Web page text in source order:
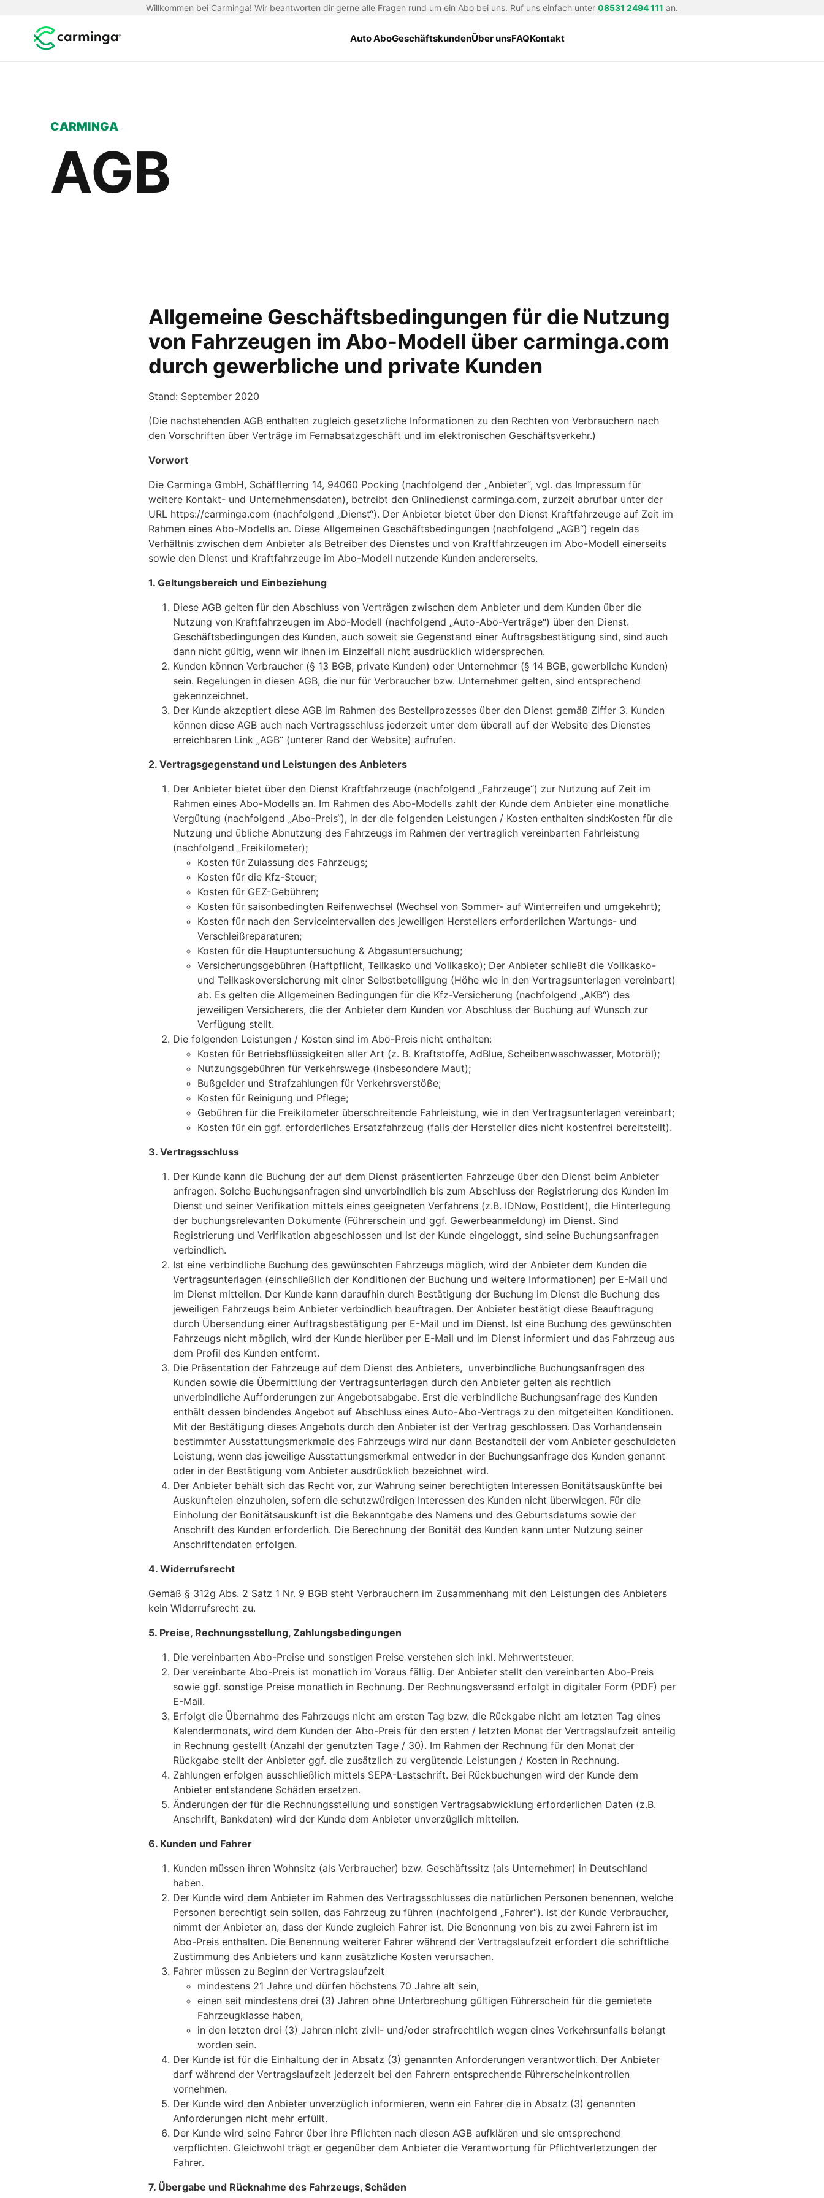
Willkommen bei Carminga! Wir beantworten dir gerne alle Fragen rund um ein Abo bei uns. Ruf uns einfach unter 08531 2494 111 an.
Auto AboGeschäftskundenÜber unsFAQKontakt
CARMINGA
AGB
Allgemeine Geschäftsbedingungen für die Nutzung
von Fahrzeugen im Abo-Modell über carminga.com
durch gewerbliche und private Kunden
Stand: September 2020
(Die nachstehenden AGB enthalten zugleich gesetzliche Informationen zu den Rechten von Verbrauchern nach
den Vorschriften über Verträge im Fernabsatzgeschäft und im elektronischen Geschäftsverkehr.)
Vorwort
Die Carminga GmbH, Schäfflerring 14, 94060 Pocking (nachfolgend der „Anbieter“, vgl. das Impressum für
weitere Kontakt- und Unternehmensdaten), betreibt den Onlinedienst carminga.com, zurzeit abrufbar unter der
URL https://carminga.com (nachfolgend „Dienst“). Der Anbieter bietet über den Dienst Kraftfahrzeuge auf Zeit im
Rahmen eines Abo-Modells an. Diese Allgemeinen Geschäftsbedingungen (nachfolgend „AGB“) regeln das
Verhältnis zwischen dem Anbieter als Betreiber des Dienstes und von Kraftfahrzeugen im Abo-Modell einerseits
sowie den Dienst und Kraftfahrzeuge im Abo-Modell nutzende Kunden andererseits.
1. Geltungsbereich und Einbeziehung
Diese AGB gelten für den Abschluss von Verträgen zwischen dem Anbieter und dem Kunden über die
Nutzung von Kraftfahrzeugen im Abo-Modell (nachfolgend „Auto-Abo-Verträge“) über den Dienst.
Geschäftsbedingungen des Kunden, auch soweit sie Gegenstand einer Auftragsbestätigung sind, sind auch
dann nicht gültig, wenn wir ihnen im Einzelfall nicht ausdrücklich widersprechen.
Kunden können Verbraucher (§ 13 BGB, private Kunden) oder Unternehmer (§ 14 BGB, gewerbliche Kunden)
sein. Regelungen in diesen AGB, die nur für Verbraucher bzw. Unternehmer gelten, sind entsprechend
gekennzeichnet.
Der Kunde akzeptiert diese AGB im Rahmen des Bestellprozesses über den Dienst gemäß Ziffer 3. Kunden
können diese AGB auch nach Vertragsschluss jederzeit unter dem überall auf der Website des Dienstes
erreichbaren Link „AGB“ (unterer Rand der Website) aufrufen.
2. Vertragsgegenstand und Leistungen des Anbieters
Der Anbieter bietet über den Dienst Kraftfahrzeuge (nachfolgend „Fahrzeuge“) zur Nutzung auf Zeit im
Rahmen eines Abo-Modells an. Im Rahmen des Abo-Modells zahlt der Kunde dem Anbieter eine monatliche
Vergütung (nachfolgend „Abo-Preis“), in der die folgenden Leistungen / Kosten enthalten sind:Kosten für die
Nutzung und übliche Abnutzung des Fahrzeugs im Rahmen der vertraglich vereinbarten Fahrleistung
(nachfolgend „Freikilometer);
Kosten für Zulassung des Fahrzeugs;
Kosten für die Kfz-Steuer;
Kosten für GEZ-Gebühren;
Kosten für saisonbedingten Reifenwechsel (Wechsel von Sommer- auf Winterreifen und umgekehrt);
Kosten für nach den Serviceintervallen des jeweiligen Herstellers erforderlichen Wartungs- und
Verschleißreparaturen;
Kosten für die Hauptuntersuchung & Abgasuntersuchung;
Versicherungsgebühren (Haftpflicht, Teilkasko und Vollkasko); Der Anbieter schließt die Vollkasko-
und Teilkaskoversicherung mit einer Selbstbeteiligung (Höhe wie in den Vertragsunterlagen vereinbart)
ab. Es gelten die Allgemeinen Bedingungen für die Kfz-Versicherung (nachfolgend „AKB“) des
jeweiligen Versicherers, die der Anbieter dem Kunden vor Abschluss der Buchung auf Wunsch zur
Verfügung stellt.
Die folgenden Leistungen / Kosten sind im Abo-Preis nicht enthalten:
Kosten für Betriebsflüssigkeiten aller Art (z. B. Kraftstoffe, AdBlue, Scheibenwaschwasser, Motoröl);
Nutzungsgebühren für Verkehrswege (insbesondere Maut);
Bußgelder und Strafzahlungen für Verkehrsverstöße;
Kosten für Reinigung und Pflege;
Gebühren für die Freikilometer überschreitende Fahrleistung, wie in den Vertragsunterlagen vereinbart;
Kosten für ein ggf. erforderliches Ersatzfahrzeug (falls der Hersteller dies nicht kostenfrei bereitstellt).
3. Vertragsschluss
Der Kunde kann die Buchung der auf dem Dienst präsentierten Fahrzeuge über den Dienst beim Anbieter
anfragen. Solche Buchungsanfragen sind unverbindlich bis zum Abschluss der Registrierung des Kunden im
Dienst und seiner Verifikation mittels eines geeigneten Verfahrens (z.B. IDNow, PostIdent), die Hinterlegung
der buchungsrelevanten Dokumente (Führerschein und ggf. Gewerbeanmeldung) im Dienst. Sind
Registrierung und Verifikation abgeschlossen und ist der Kunde eingeloggt, sind seine Buchungsanfragen
verbindlich.
Ist eine verbindliche Buchung des gewünschten Fahrzeugs möglich, wird der Anbieter dem Kunden die
Vertragsunterlagen (einschließlich der Konditionen der Buchung und weitere Informationen) per E-Mail und
im Dienst mitteilen. Der Kunde kann daraufhin durch Bestätigung der Buchung im Dienst die Buchung des
jeweiligen Fahrzeugs beim Anbieter verbindlich beauftragen. Der Anbieter bestätigt diese Beauftragung
durch Übersendung einer Auftragsbestätigung per E-Mail und im Dienst. Ist eine Buchung des gewünschten
Fahrzeugs nicht möglich, wird der Kunde hierüber per E-Mail und im Dienst informiert und das Fahrzeug aus
dem Profil des Kunden entfernt.
Die Präsentation der Fahrzeuge auf dem Dienst des Anbieters, unverbindliche Buchungsanfragen des
Kunden sowie die Übermittlung der Vertragsunterlagen durch den Anbieter gelten als rechtlich
unverbindliche Aufforderungen zur Angebotsabgabe. Erst die verbindliche Buchungsanfrage des Kunden
enthält dessen bindendes Angebot auf Abschluss eines Auto-Abo-Vertrags zu den mitgeteilten Konditionen.
Mit der Bestätigung dieses Angebots durch den Anbieter ist der Vertrag geschlossen. Das Vorhandensein
bestimmter Ausstattungsmerkmale des Fahrzeugs wird nur dann Bestandteil der vom Anbieter geschuldeten
Leistung, wenn das jeweilige Ausstattungsmerkmal entweder in der Buchungsanfrage des Kunden genannt
oder in der Bestätigung vom Anbieter ausdrücklich bezeichnet wird.
Der Anbieter behält sich das Recht vor, zur Wahrung seiner berechtigten Interessen Bonitätsauskünfte bei
Auskunfteien einzuholen, sofern die schutzwürdigen Interessen des Kunden nicht überwiegen. Für die
Einholung der Bonitätsauskunft ist die Bekanntgabe des Namens und des Geburtsdatums sowie der
Anschrift des Kunden erforderlich. Die Berechnung der Bonität des Kunden kann unter Nutzung seiner
Anschriftendaten erfolgen.
4. Widerrufsrecht
Gemäß § 312g Abs. 2 Satz 1 Nr. 9 BGB steht Verbrauchern im Zusammenhang mit den Leistungen des Anbieters
kein Widerrufsrecht zu.
5. Preise, Rechnungsstellung, Zahlungsbedingungen
Die vereinbarten Abo-Preise und sonstigen Preise verstehen sich inkl. Mehrwertsteuer.
Der vereinbarte Abo-Preis ist monatlich im Voraus fällig. Der Anbieter stellt den vereinbarten Abo-Preis
sowie ggf. sonstige Preise monatlich in Rechnung. Der Rechnungsversand erfolgt in digitaler Form (PDF) per
E-Mail.
Erfolgt die Übernahme des Fahrzeugs nicht am ersten Tag bzw. die Rückgabe nicht am letzten Tag eines
Kalendermonats, wird dem Kunden der Abo-Preis für den ersten / letzten Monat der Vertragslaufzeit anteilig
in Rechnung gestellt (Anzahl der genutzten Tage / 30). Im Rahmen der Rechnung für den Monat der
Rückgabe stellt der Anbieter ggf. die zusätzlich zu vergütende Leistungen / Kosten in Rechnung.
Zahlungen erfolgen ausschließlich mittels SEPA-Lastschrift. Bei Rückbuchungen wird der Kunde dem
Anbieter entstandene Schäden ersetzen.
Änderungen der für die Rechnungsstellung und sonstigen Vertragsabwicklung erforderlichen Daten (z.B.
Anschrift, Bankdaten) wird der Kunde dem Anbieter unverzüglich mitteilen.
6. Kunden und Fahrer
Kunden müssen ihren Wohnsitz (als Verbraucher) bzw. Geschäftssitz (als Unternehmer) in Deutschland
haben.
Der Kunde wird dem Anbieter im Rahmen des Vertragsschlusses die natürlichen Personen benennen, welche
Personen berechtigt sein sollen, das Fahrzeug zu führen (nachfolgend „Fahrer“). Ist der Kunde Verbraucher,
nimmt der Anbieter an, dass der Kunde zugleich Fahrer ist. Die Benennung von bis zu zwei Fahrern ist im
Abo-Preis enthalten. Die Benennung weiterer Fahrer während der Vertragslaufzeit erfordert die schriftliche
Zustimmung des Anbieters und kann zusätzliche Kosten verursachen.
Fahrer müssen zu Beginn der Vertragslaufzeit
mindestens 21 Jahre und dürfen höchstens 70 Jahre alt sein,
einen seit mindestens drei (3) Jahren ohne Unterbrechung gültigen Führerschein für die gemietete
Fahrzeugklasse haben,
in den letzten drei (3) Jahren nicht zivil- und/oder strafrechtlich wegen eines Verkehrsunfalls belangt
worden sein.
Der Kunde ist für die Einhaltung der in Absatz (3) genannten Anforderungen verantwortlich. Der Anbieter
darf während der Vertragslaufzeit jederzeit bei den Fahrern entsprechende Führerscheinkontrollen
vornehmen.
Der Kunde wird den Anbieter unverzüglich informieren, wenn ein Fahrer die in Absatz (3) genannten
Anforderungen nicht mehr erfüllt.
Der Kunde wird seine Fahrer über ihre Pflichten nach diesen AGB aufklären und sie entsprechend
verpflichten. Gleichwohl trägt er gegenüber dem Anbieter die Verantwortung für Pflichtverletzungen der
Fahrer.
7. Übergabe und Rücknahme des Fahrzeugs, Schäden